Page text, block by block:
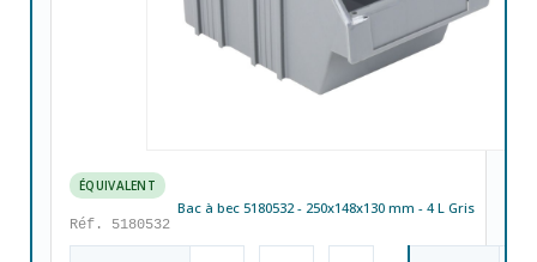
ÉQUIVALENT
Bac à bec 5180532 - 250x148x130 mm - 4 L Gris
Réf. 5180532